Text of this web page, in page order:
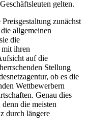
gelten.
zunächst
allgemeinen
die
mit ihren
auf die
Stellung
ob es die
Wettbewerbern
Genau dies
die meisten
durch längere